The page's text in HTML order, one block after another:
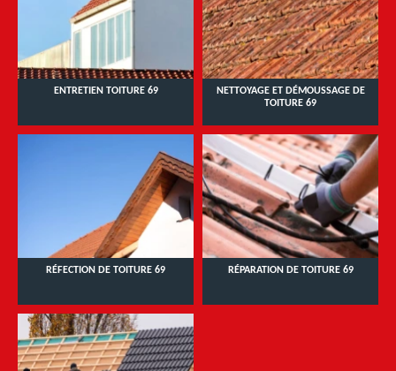
ENTRETIEN TOITURE 69
NETTOYAGE ET DÉMOUSSAGE DE
TOITURE 69
RÉFECTION DE TOITURE 69 RÉPARATION DE TOITURE 69